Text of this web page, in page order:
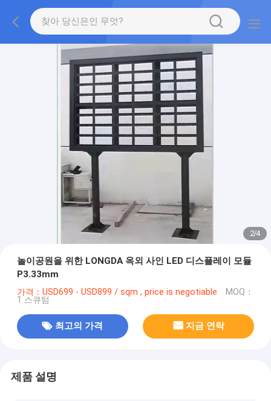
2/4
놀이공원을 위한 LONGDA 옥외 사인 LED 디스플레이 모듈
P3.33mm
가격：USD699 - USD899 / sqm , price is negotiable MOQ：
1 스큐텀
최고의 가격 지금 연락
제품 설명